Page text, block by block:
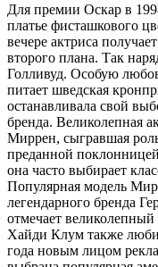
Для премии Оскар в
платье фисташкового
вечере актриса
второго плана. Так
Голливуд. Особую
питает шведская
останавливала свой
бренда. Великолепная
Миррен, сыгравшая
преданной
она часто выбирает
Популярная модель
легендарного бренда
отмечает
Хайди Клум также
года новым лицом